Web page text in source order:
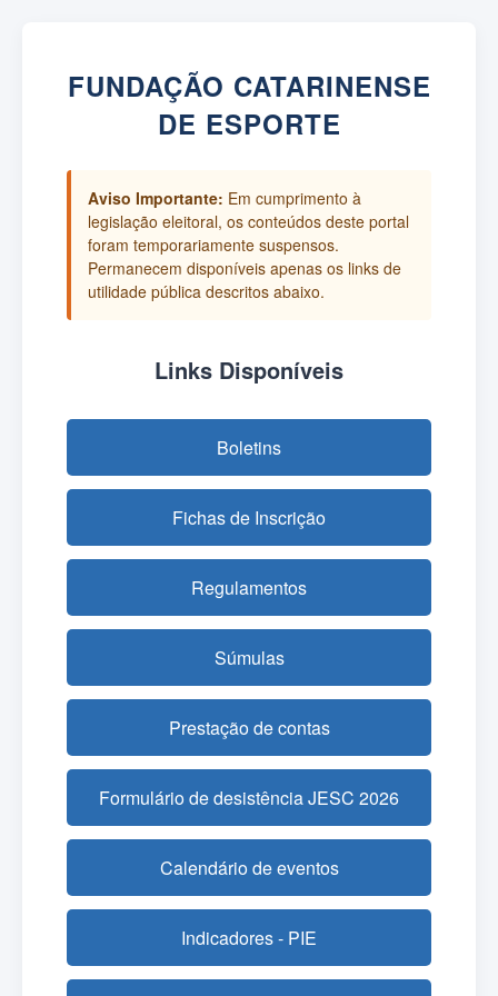
FUNDAÇÃO CATARINENSE
DE ESPORTE
Aviso Importante: Em cumprimento à
legislação eleitoral, os conteúdos deste portal
foram temporariamente suspensos.
Permanecem disponíveis apenas os links de
utilidade pública descritos abaixo.
Links Disponíveis
Boletins
Fichas de Inscrição
Regulamentos
Súmulas
Prestação de contas
Formulário de desistência JESC 2026
Calendário de eventos
Indicadores - PIE